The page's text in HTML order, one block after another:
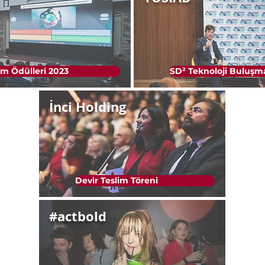
Ödülleri 2023 SD² Teknoloji
İnci Holding
Devir Teslim Töreni
#actbold